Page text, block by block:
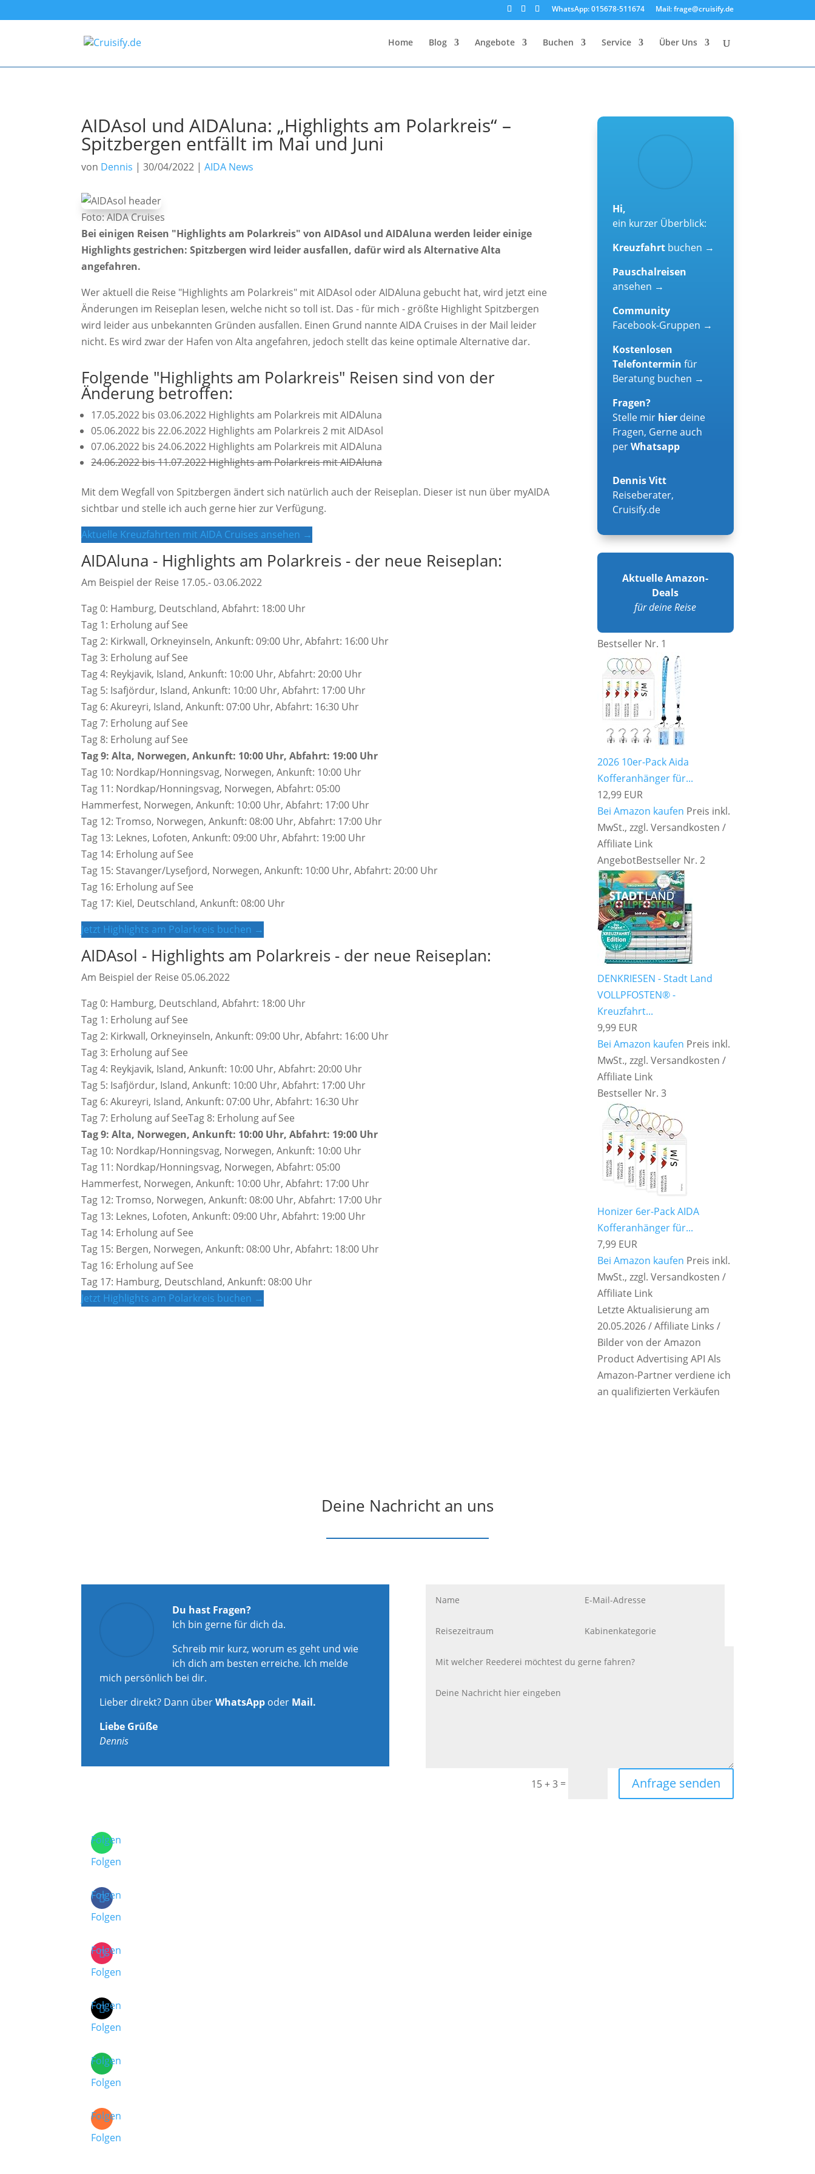
WhatsApp: 015678-511674 Mail: frage@cruisify.de
Home Blog Angebote Buchen Service Über Uns
AIDAsol und AIDAluna: „Highlights am Polarkreis“ –
Spitzbergen entfällt im Mai und Juni
von Dennis |30/04/2022 |AIDA News
Foto: AIDA Cruises
Bei einigen Reisen "Highlights am Polarkreis" von AIDAsol und AIDAluna werden leider einige
Highlights gestrichen: Spitzbergen wird leider ausfallen, dafür wird als Alternative Alta
angefahren.
Wer aktuell die Reise "Highlights am Polarkreis" mit AIDAsol oder AIDAluna gebucht hat, wird jetzt eine
Änderungen im Reiseplan lesen, welche nicht so toll ist. Das - für mich - größte Highlight Spitzbergen
wird leider aus unbekannten Gründen ausfallen. Einen Grund nannte AIDA Cruises in der Mail leider
nicht. Es wird zwar der Hafen von Alta angefahren, jedoch stellt das keine optimale Alternative dar.
Folgende "Highlights am Polarkreis" Reisen sind von der
Änderung betroffen:
17.05.2022 bis 03.06.2022 Highlights am Polarkreis mit AIDAluna
05.06.2022 bis 22.06.2022 Highlights am Polarkreis 2 mit AIDAsol
07.06.2022 bis 24.06.2022 Highlights am Polarkreis mit AIDAluna
24.06.2022 bis 11.07.2022 Highlights am Polarkreis mit AIDAluna
Mit dem Wegfall von Spitzbergen ändert sich natürlich auch der Reiseplan. Dieser ist nun über myAIDA
sichtbar und stelle ich auch gerne hier zur Verfügung.
Aktuelle Kreuzfahrten mit AIDA Cruises ansehen →
AIDAluna - Highlights am Polarkreis - der neue Reiseplan:
Am Beispiel der Reise 17.05.- 03.06.2022
Tag 0: Hamburg, Deutschland, Abfahrt: 18:00 Uhr
Tag 1: Erholung auf See
Tag 2: Kirkwall, Orkneyinseln, Ankunft: 09:00 Uhr, Abfahrt: 16:00 Uhr
Tag 3: Erholung auf See
Tag 4: Reykjavik, Island, Ankunft: 10:00 Uhr, Abfahrt: 20:00 Uhr
Tag 5: Isafjördur, Island, Ankunft: 10:00 Uhr, Abfahrt: 17:00 Uhr
Tag 6: Akureyri, Island, Ankunft: 07:00 Uhr, Abfahrt: 16:30 Uhr
Tag 7: Erholung auf See
Tag 8: Erholung auf See
Tag 9: Alta, Norwegen, Ankunft: 10:00 Uhr, Abfahrt: 19:00 Uhr
Tag 10: Nordkap/Honningsvag, Norwegen, Ankunft: 10:00 Uhr
Tag 11: Nordkap/Honningsvag, Norwegen, Abfahrt: 05:00
Hammerfest, Norwegen, Ankunft: 10:00 Uhr, Abfahrt: 17:00 Uhr
Tag 12: Tromso, Norwegen, Ankunft: 08:00 Uhr, Abfahrt: 17:00 Uhr
Tag 13: Leknes, Lofoten, Ankunft: 09:00 Uhr, Abfahrt: 19:00 Uhr
Tag 14: Erholung auf See
Tag 15: Stavanger/Lysefjord, Norwegen, Ankunft: 10:00 Uhr, Abfahrt: 20:00 Uhr
Tag 16: Erholung auf See
Tag 17: Kiel, Deutschland, Ankunft: 08:00 Uhr
Jetzt Highlights am Polarkreis buchen →
AIDAsol - Highlights am Polarkreis - der neue Reiseplan:
Am Beispiel der Reise 05.06.2022
Tag 0: Hamburg, Deutschland, Abfahrt: 18:00 Uhr
Tag 1: Erholung auf See
Tag 2: Kirkwall, Orkneyinseln, Ankunft: 09:00 Uhr, Abfahrt: 16:00 Uhr
Tag 3: Erholung auf See
Tag 4: Reykjavik, Island, Ankunft: 10:00 Uhr, Abfahrt: 20:00 Uhr
Tag 5: Isafjördur, Island, Ankunft: 10:00 Uhr, Abfahrt: 17:00 Uhr
Tag 6: Akureyri, Island, Ankunft: 07:00 Uhr, Abfahrt: 16:30 Uhr
Tag 7: Erholung auf SeeTag 8: Erholung auf See
Tag 9: Alta, Norwegen, Ankunft: 10:00 Uhr, Abfahrt: 19:00 Uhr
Tag 10: Nordkap/Honningsvag, Norwegen, Ankunft: 10:00 Uhr
Tag 11: Nordkap/Honningsvag, Norwegen, Abfahrt: 05:00
Hammerfest, Norwegen, Ankunft: 10:00 Uhr, Abfahrt: 17:00 Uhr
Tag 12: Tromso, Norwegen, Ankunft: 08:00 Uhr, Abfahrt: 17:00 Uhr
Tag 13: Leknes, Lofoten, Ankunft: 09:00 Uhr, Abfahrt: 19:00 Uhr
Tag 14: Erholung auf See
Tag 15: Bergen, Norwegen, Ankunft: 08:00 Uhr, Abfahrt: 18:00 Uhr
Tag 16: Erholung auf See
Tag 17: Hamburg, Deutschland, Ankunft: 08:00 Uhr
Jetzt Highlights am Polarkreis buchen →
Hi,
ein kurzer Überblick:
Kreuzfahrt buchen →
Pauschalreisen
ansehen →
Community
Facebook-Gruppen →
Kostenlosen
Telefonterminfür
Beratung buchen →
Fragen?
Stelle mir hier deine
Fragen, Gerne auch
perWhatsapp
Dennis Vitt
Reiseberater,
Cruisify.de
Aktuelle Amazon-
Deals
für deine Reise
Bestseller Nr. 1
2026 10er-Pack Aida
Kofferanhänger für...
12,99 EUR
Bei Amazon kaufen Preis inkl.
MwSt., zzgl. Versandkosten /
Affiliate Link
AngebotBestseller Nr. 2
DENKRIESEN - Stadt Land
VOLLPFOSTEN® -
Kreuzfahrt...
9,99 EUR
Bei Amazon kaufen Preis inkl.
MwSt., zzgl. Versandkosten /
Affiliate Link
Bestseller Nr. 3
Honizer 6er-Pack AIDA
Kofferanhänger für...
7,99 EUR
Bei Amazon kaufen Preis inkl.
MwSt., zzgl. Versandkosten /
Affiliate Link
Letzte Aktualisierung am
20.05.2026 / Affiliate Links /
Bilder von der Amazon
Product Advertising API Als
Amazon-Partner verdiene ich
an qualifizierten Verkäufen
Deine Nachricht an uns
Du hast Fragen?
Ich bin gerne für dich da.
Schreib mir kurz, worum es geht und wie
ich dich am besten erreiche. Ich melde
mich persönlich bei dir.
Lieber direkt? Dann überWhatsApp oder Mail.
Liebe Grüße
Dennis
15 + 3= Anfrage senden
Folgen
Folgen
Folgen
Folgen
Folgen
Folgen
Folgen
Folgen
Folgen
Folgen
Folgen
Folgen